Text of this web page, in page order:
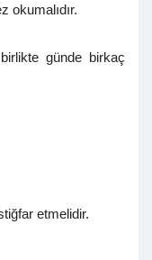
okumalıdır.
günde birkaç
etmelidir.